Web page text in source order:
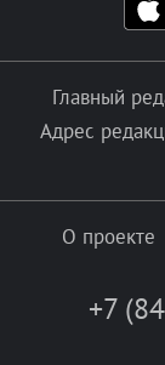
Главный
Адрес
О проекте
+7